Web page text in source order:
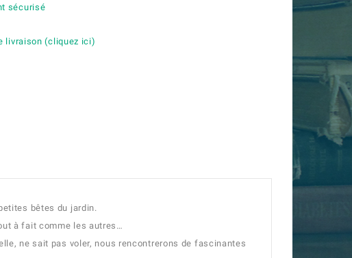
sécurisé
livraison (cliquez ici)
bêtes du jardin.
à fait comme les autres…
ne sait pas voler, nous rencontrerons de fascinantes